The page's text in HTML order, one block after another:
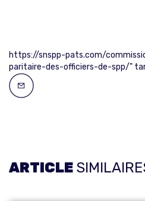
https://snspp-pats.com/
paritaire-des-officiers-de-spp/"
ARTICLE